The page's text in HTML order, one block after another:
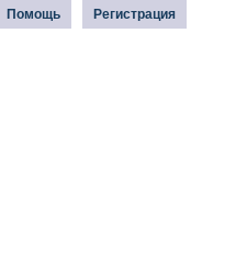
Регистрация
Помощь